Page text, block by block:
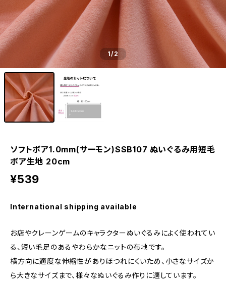
1/2
ソフトボア1.0mm(サーモン)SSB107 ぬいぐるみ用短毛
ボア生地 20cm
¥539
International shipping available
お店やクレーンゲームのキャラクターぬいぐるみによく使われてい
る、短い毛足のあるやわらかなニットの布地です。
横方向に適度な伸縮性がありほつれにくいため、小さなサイズか
ら大きなサイズまで、様々なぬいぐるみ作りに適しています。